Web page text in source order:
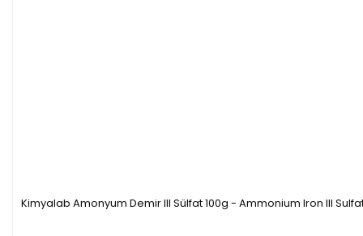
Kimyalab Amonyum Demir III Sülfat 100g - Ammonium Iron III